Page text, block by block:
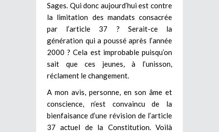
Sages. Qui donc aujourd’hui est contre
la limitation des mandats consacrée
par l’article 37 ? Serait-ce la
génération qui a poussé après l’année
2000 ? Cela est improbable puisqu’on
sait que ces jeunes, à l’unisson,
réclament le changement.
A mon avis, personne, en son âme et
conscience, n’est convaincu de la
bienfaisance d’une révision de l’article
37 actuel de la Constitution. Voilà